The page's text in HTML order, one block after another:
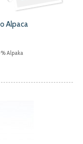
Alpaca
Alpaka